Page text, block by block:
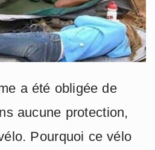
a été obligée de
aucune protection,
Pourquoi ce vélo